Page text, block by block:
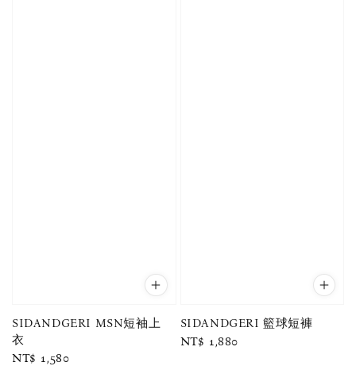
SIDANDGERI MSN短袖上
衣
Regular
NT$ 1,580
SIDANDGERI 籃球短褲
Regular
NT$ 1,880